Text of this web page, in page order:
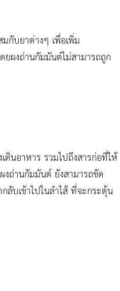
กับยาต่างๆ เพื่อเพิ่ม
ผงถ่านกัมมันต์ไม่สามารถถูก
นอาหาร รวมไปถึงสารก่อที่ให้
งถ่านกัมมันต์ ยังสามารถขัด
บเข้าไปในลำไส้ ที่จะกระตุ้น